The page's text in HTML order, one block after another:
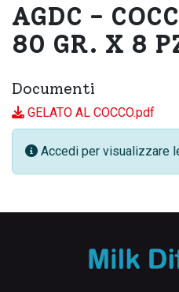
AGDC -
80 GR. X 8
Documenti
GELATO AL COCCO.pdf
Accedi per visualizzare